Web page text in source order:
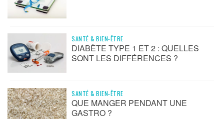
SANTÉ & BIEN-ÊTRE
DIABÈTE TYPE 1 ET 2 : QUELLES
SONT LES DIFFÉRENCES ?
SANTÉ & BIEN-ÊTRE
QUE MANGER PENDANT UNE
GASTRO ?